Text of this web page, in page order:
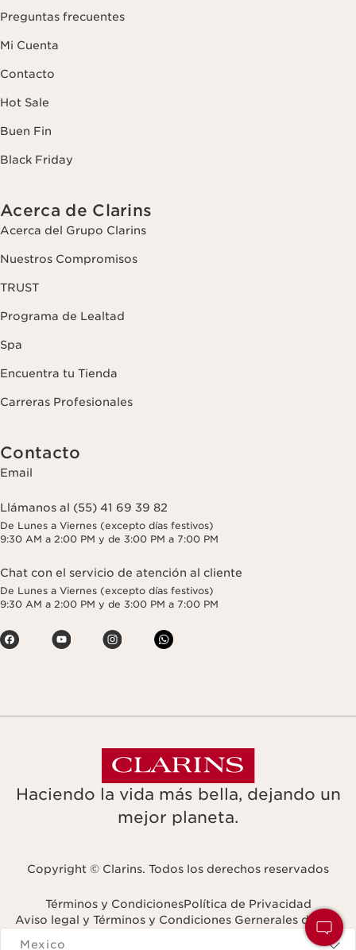
Preguntas frecuentes
Mi Cuenta
Contacto
Hot Sale
Buen Fin
Black Friday
Acerca de Clarins
Acerca del Grupo Clarins
Nuestros Compromisos
TRUST
Programa de Lealtad
Spa
Encuentra tu Tienda
Carreras Profesionales
Contacto
Email
Llámanos al (55) 41 69 39 82
De Lunes a Viernes (excepto días festivos)
9:30 AM a 2:00 PM y de 3:00 PM a 7:00 PM
Chat con el servicio de atención al cliente
De Lunes a Viernes (excepto días festivos)
9:30 AM a 2:00 PM y de 3:00 PM a 7:00 PM
Haciendo la vida más bella, dejando un
mejor planeta.
Copyright © Clarins. Todos los derechos reservados
Términos y CondicionesPolítica de Privacidad
Aviso legal y Términos y Condiciones Gernerales de Uso
Navigates to
Mexico